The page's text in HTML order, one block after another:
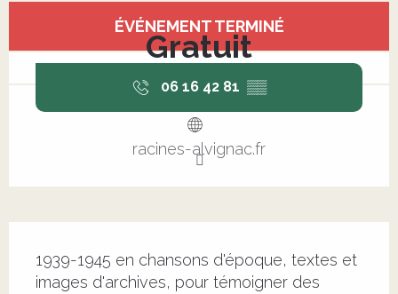
ÉVÉNEMENT TERMINÉ
Gratuit
06 16 42 81 ▒▒
racines-alvignac.fr
1939-1945 en chansons d'époque, textes et
images d'archives, pour témoigner des